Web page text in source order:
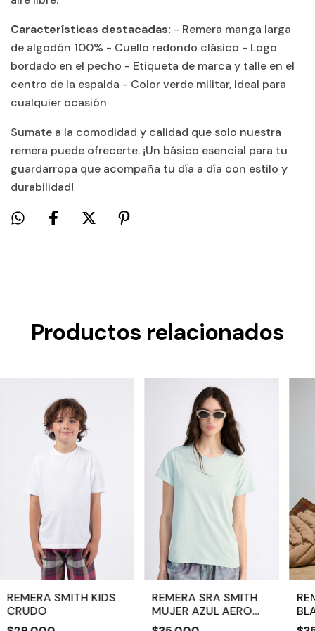
Características destacadas: - Remera manga larga
de algodón 100% - Cuello redondo clásico - Logo
bordado en el pecho - Etiqueta de marca y talle en el
centro de la espalda - Color verde militar, ideal para
cualquier ocasión
Sumate a la comodidad y calidad que solo nuestra
remera puede ofrecerte. ¡Un básico esencial para tu
guardarropa que acompaña tu día a día con estilo y
durabilidad!
Productos relacionados
REMERA SMITH KIDS
CRUDO
REMERA SRA SMITH
MUJER AZUL AERO
CLARO